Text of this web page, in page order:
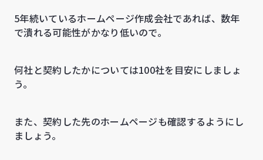
5年続いているホームページ作成会社であれば、数年
で潰れる可能性がかなり低いので。
何社と契約したかについては100社を目安にしましょ
う。
また、契約した先のホームページも確認するようにし
ましょう。